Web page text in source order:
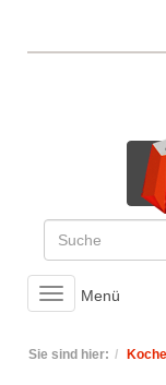
Toggle
navigation
Menü
Sie sind hier: